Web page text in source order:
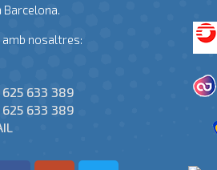
Barcelona.
amb nosaltres:
633 389
633 389